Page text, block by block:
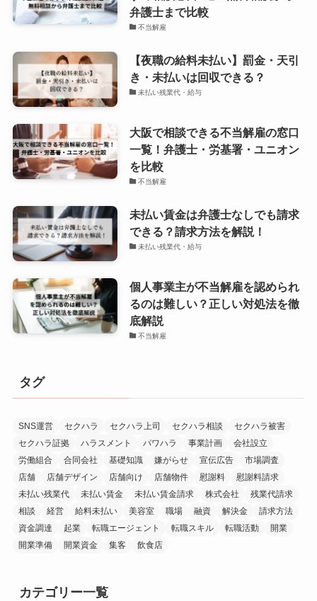
弁護士まで比較
不当解雇
【夜職の給料未払い】罰金・天引
き・未払いは回収できる？
未払い残業代・給与
大阪で相談できる不当解雇の窓口
一覧！弁護士・労基署・ユニオン
を比較
不当解雇
未払い賃金は弁護士なしでも請求
できる？請求方法を解説！
未払い残業代・給与
個人事業主が不当解雇を認められ
るのは難しい？正しい対処法を徹
底解説
不当解雇
タグ
SNS運営 セクハラ セクハラ上司 セクハラ相談
セクハラ被害
セクハラ証拠
ハラスメント パワハラ 事業計画
会社設立
労働組合
合同会社 基礎知識 嫌がらせ 宣伝広告
市場調査
店舗
店舗デザイン 店舗向け 店舗物件 慰謝料
慰謝料請求
未払い残業代
未払い賃金 未払い賃金請求 株式会社
残業代請求
相談
経営 給料未払い 美容室 職場 融資 解決金
請求方法
資金調達
起業 転職エージェント 転職スキル 転職活動
開業
開業準備
開業資金 集客 飲食店
カテゴリー一覧